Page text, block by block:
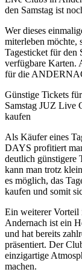
den Samstag ist
Wer dieses
miterleben möchte,
Tagesticket für den
verfügbare Karten.
für die
Günstige Tickets
Samstag JUZ
kaufen
Als Käufer eines
DAYS profitiert
deutlich günstigere
kann man trotz
es möglich, das
kaufen und somit
Ein weiterer
Andernach ist ein
und hat bereits
präsentiert. Der
einzigartige
machen.